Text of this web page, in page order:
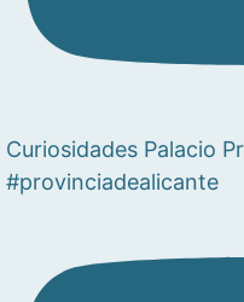
Curiosidades Palacio
#provinciadealicante